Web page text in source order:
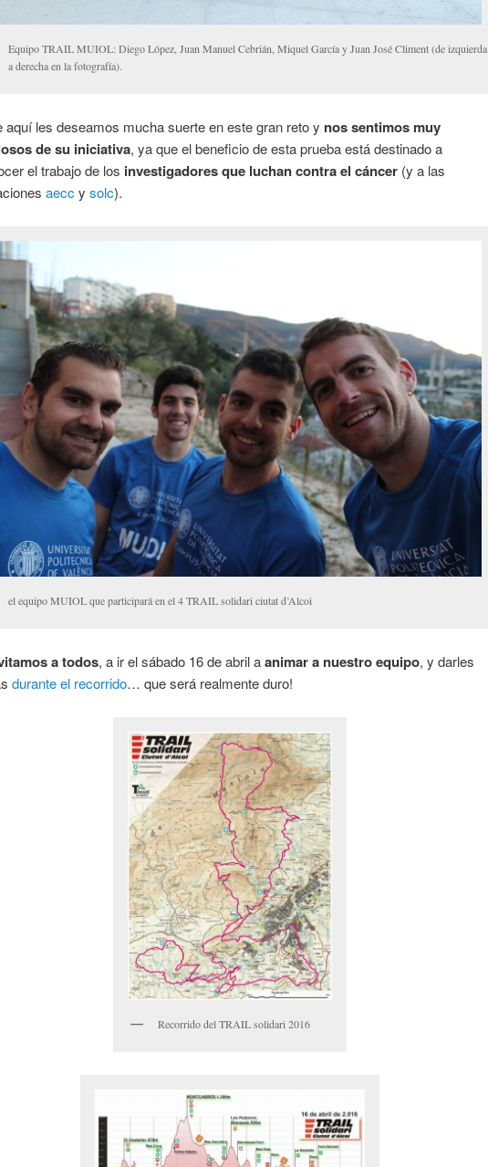
Equipo TRAIL MUIOL: Diego López, Juan Manuel Cebrián, Miquel García y Juan José Climent (de izquierda
a derecha en la fotografía).
aquí les deseamos mucha suerte en este gran reto y nos sentimos muy
de su iniciativa, ya que el beneficio de esta prueba está destinado a
el trabajo de los investigadores que luchan contra el cáncer (y a las
aecc y solc).
el equipo MUIOL que participará en el 4 TRAIL solidari ciutat d’Alcoi
a todos, a ir el sábado 16 de abril aanimar a nuestro equipo, y darles
durante el recorrido… que será realmente duro!
Recorrido del TRAIL solidari 2016